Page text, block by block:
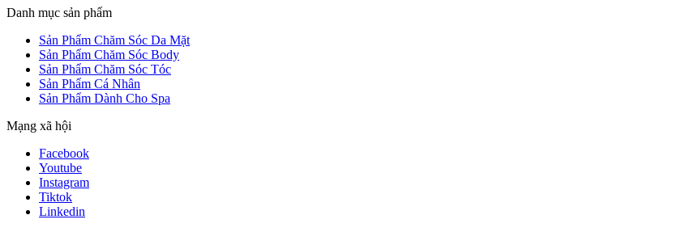
Danh mục sản phẩm
Sản Phẩm Chăm Sóc Da Mặt
Sản Phẩm Chăm Sóc Body
Sản Phẩm Chăm Sóc Tóc
Sản Phẩm Cá Nhân
Sản Phẩm Dành Cho Spa
Mạng xã hội
Facebook
Youtube
Instagram
Tiktok
Linkedin